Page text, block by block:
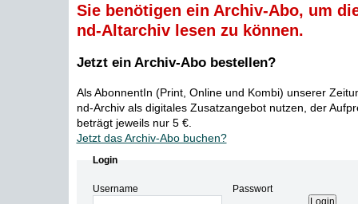
Sie benötigen ein Archiv-Abo, um
nd-Altarchiv lesen zu können.
Jetzt ein Archiv-Abo bestellen?
Als AbonnentIn (Print, Online und Kombi) unserer
nd-Archiv als digitales Zusatzangebot nutzen, der
beträgt jeweils nur 5 €.
Jetzt das Archiv-Abo buchen?
Login
Username Passwort